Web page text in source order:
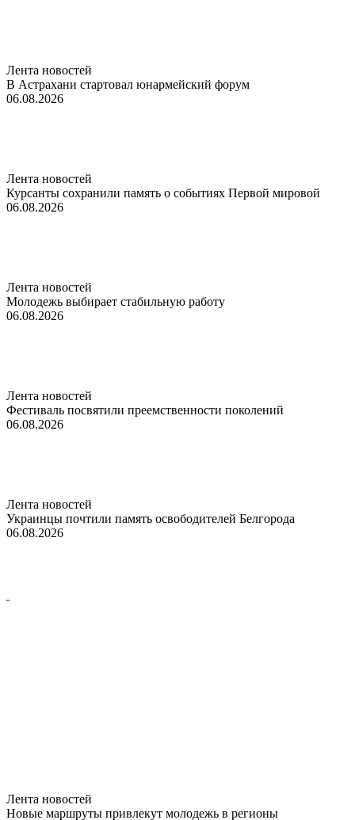
Лента новостей
В Астрахани стартовал юнармейский форум
06.08.2026
Лента новостей
Курсанты сохранили память о событиях Первой мировой
06.08.2026
Лента новостей
Молодежь выбирает стабильную работу
06.08.2026
Лента новостей
Фестиваль посвятили преемственности поколений
06.08.2026
Лента новостей
Украинцы почтили память освободителей Белгорода
06.08.2026
Лента новостей
Новые маршруты привлекут молодежь в регионы